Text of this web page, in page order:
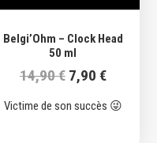
Belgi’Ohm – Clock Head
50 ml
14,90€ Le
initial
7,90 €Le
actuel
Victime de son succès 😜